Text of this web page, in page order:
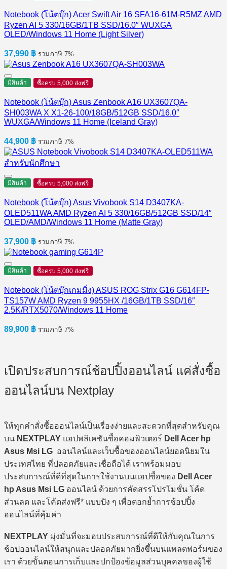
Notebook (โน้ตบุ๊ก) Acer Swift Air 16 SFA16-61M-R5MZ AMD
Ryzen AI 5 330/16GB/1TB SSD/16.0″ WUXGA
OLED/Windows 11 Home (Light Silver)
37,990 ฿ รวมภาษี 7%
มีสินค้า ซื้อครบ 5,000 ส่งฟรี
Notebook (โน้ตบุ๊ก) Asus Zenbook A16 UX3607QA-
SH003WA X X1-26-100/18GB/512GB SSD/16.0″
WUXGA/Windows 11 Home (Iceland Gray)
44,900 ฿ รวมภาษี 7%
มีสินค้า ซื้อครบ 5,000 ส่งฟรี
Notebook (โน้ตบุ๊ก) Asus Vivobook S14 D3407KA-
OLED511WA AMD Ryzen AI 5 330/16GB/512GB SSD/14″
OLED/AMD/Windows 11 Home (Matte Gray)
37,900 ฿ รวมภาษี 7%
มีสินค้า ซื้อครบ 5,000 ส่งฟรี
Notebook (โน้ตบุ๊กเกมมิ่ง) ASUS ROG Strix G16 G614FP-
TS157W AMD Ryzen 9 9955HX /16GB/1TB SSD/16″
2.5K/RTX5070/Windows 11 Home
89,900 ฿ รวมภาษี 7%
เปิดประสบการณ์ช้อปปิ้งออนไลน์ แค่สั่งซื้อ
ออนไลน์บน Nextplay
ให้ทุกคำสั่งซื้อออนไลน์เป็นเรื่องง่ายและสะดวกที่สุดสำหรับคุณ
บน NEXTPLAY แอปพลิเคชันซื้อคอมพิวเตอร์ Dell Acer hp
Asus Msi LG ออนไลน์และเว็บซื้อของออนไลน์ยอดนิยมใน
ประเทศไทย ที่ปลอดภัยและเชื่อถือได้ เราพร้อมมอบ
ประสบการณ์ที่ดีที่สุดในการใช้งานบนแอปซื้อของ Dell Acer
hp Asus Msi LG ออนไลน์ ด้วยการคัดสรรโปรโมชั่น โค้ด
ส่วนลด และโค้ดส่งฟรี* แบบปัง ๆ เพื่อตอกย้ำการช้อปปิ้ง
ออนไลน์ที่คุ้มค่า
NEXTPLAY มุ่งมั่นที่จะมอบประสบการณ์ที่ดีให้กับคุณในการ
ช้อปออนไลน์ให้สนุกและปลอดภัยมากยิ่งขึ้นบนแพลตฟอร์มของ
เรา ด้วยขั้นตอนการเก็บและปกป้องข้อมูลส่วนบุคคลของผู้ใช้